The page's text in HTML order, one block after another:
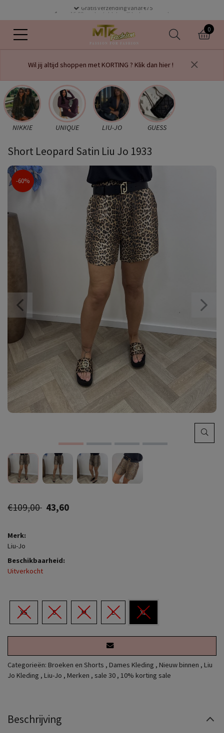
voor 16.00 uur besteld dezelfde dag verzonden
Gratis verzending vanaf €75
0
Wil jij altijd shoppen met KORTING ? Klik dan hier !
NIKKIE UNIQUE LIU-JO GUESS
Short Leopard Satin Liu Jo 1933
-60%
€109,00 43,60
Merk:
Liu-Jo
Beschikbaarheid:
Uitverkocht
XS S M L XL
Categorieën: Broeken en Shorts , Dames Kleding , Nieuw binnen , Liu
Jo Kleding , Liu-Jo , Merken , sale 30 , 10% korting sale
Beschrijving